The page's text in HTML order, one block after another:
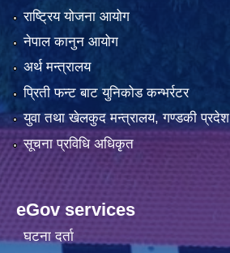
राष्ट्रिय योजना आयोग
नेपाल कानुन आयोग
अर्थ मन्त्रालय
प्रिती फन्ट बाट युनिकोड कन्भर्रटर
युवा तथा खेलकुद मन्त्रालय, गण्डकी प्रदेश
सूचना प्रविधि अधिकृत
eGov services
घटना दर्ता